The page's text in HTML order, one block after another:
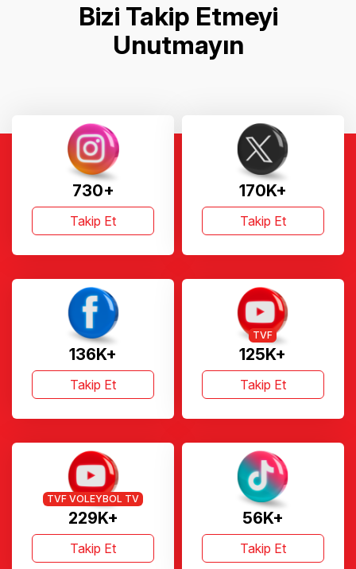
Bizi Takip Etmeyi
Unutmayın
730+
Takip Et
170K+
Takip Et
136K+
Takip Et
125K+
TVF
Takip Et
229K+
TVF VOLEYBOL TV
Takip Et
56K+
Takip Et